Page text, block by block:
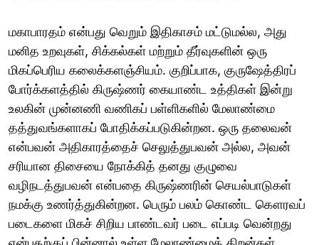
மகாபாரதம் என்பது வெறும் இதிகாசம் மட்டுமல்ல, அது
மனித உறவுகள், சிக்கல்கள் மற்றும் தீர்வுகளின் ஒரு
மிகப்பெரிய கலைக்களஞ்சியம். குறிப்பாக, குருஷேத்திரப்
போர்க்களத்தில் கிருஷ்ணர் கையாண்ட உத்திகள் இன்று
உலகின் முன்னணி வணிகப் பள்ளிகளில் மேலாண்மை
தத்துவங்களாகப் போதிக்கப்படுகின்றன. ஒரு தலைவன்
என்பவன் அதிகாரத்தைச் செலுத்துபவன் அல்ல, அவன்
சரியான திசையை நோக்கித் தனது குழுவை
வழிநடத்துபவன் என்பதை கிருஷ்ணரின் செயல்பாடுகள்
நமக்கு உணர்த்துகின்றன. பெரும் பலம் கொண்ட கௌரவப்
படைகளை மிகச் சிறிய பாண்டவர் படை எப்படி வென்றது